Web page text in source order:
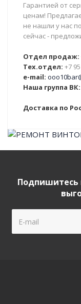
Гарантией от
ценам!
не нашли у нас
сейчас -
Отдел продаж:
Тех.отдел: +7
e-mail:
Наша группа ВК:
Доставка по
Подпишитесь